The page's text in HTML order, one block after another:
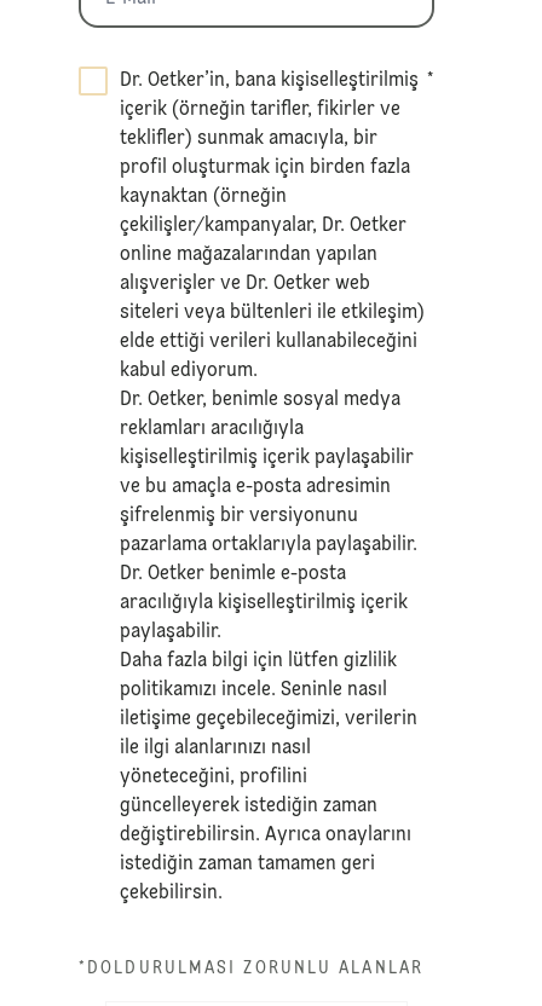
Dr. Oetker’in, bana kişiselleştirilmiş
içerik (örneğin tarifler, fikirler ve
teklifler) sunmak amacıyla, bir
profil oluşturmak için birden fazla
kaynaktan (örneğin
çekilişler/kampanyalar, Dr. Oetker
online mağazalarından yapılan
alışverişler ve Dr. Oetker web
siteleri veya bültenleri ile etkileşim)
elde ettiği verileri kullanabileceğini
kabul ediyorum.
Dr. Oetker, benimle sosyal medya
reklamları aracılığıyla
kişiselleştirilmiş içerik paylaşabilir
ve bu amaçla e-posta adresimin
şifrelenmiş bir versiyonunu
pazarlama ortaklarıyla paylaşabilir.
Dr. Oetker benimle e-posta
aracılığıyla kişiselleştirilmiş içerik
paylaşabilir.
Daha fazla bilgi için lütfengizlilik
politikamızı incele. Seninle nasıl
iletişime geçebileceğimizi, verilerin
ile ilgi alanlarınızı nasıl
yöneteceğini, profilini
güncelleyerek istediğin zaman
değiştirebilirsin. Ayrıca onaylarını
istediğin zaman tamamen geri
çekebilirsin.
*
*DOLDURULMASI ZORUNLU ALANLAR